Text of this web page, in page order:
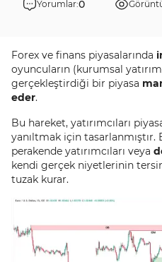
Yorumlar:0
Forex ve finans piyasalarında
oyuncuların (kurumsal
gerçekleştirdiği bir piyasa
eder.
Bu hareket, yatırımcıları
yanıltmak için tasarlanmıştır.
perakende yatırımcıları veya
kendi gerçek niyetlerinin
tuzak kurar.